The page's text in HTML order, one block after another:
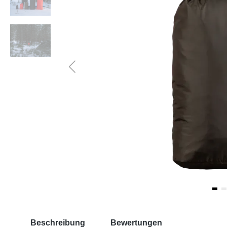
Beschreibung Bewertungen